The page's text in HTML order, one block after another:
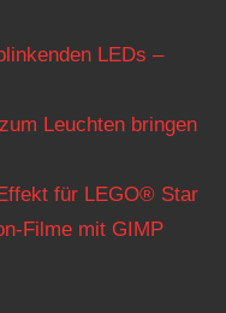
LEDs –
Leuchten bringen
für LEGO® Star
Filme mit GIMP